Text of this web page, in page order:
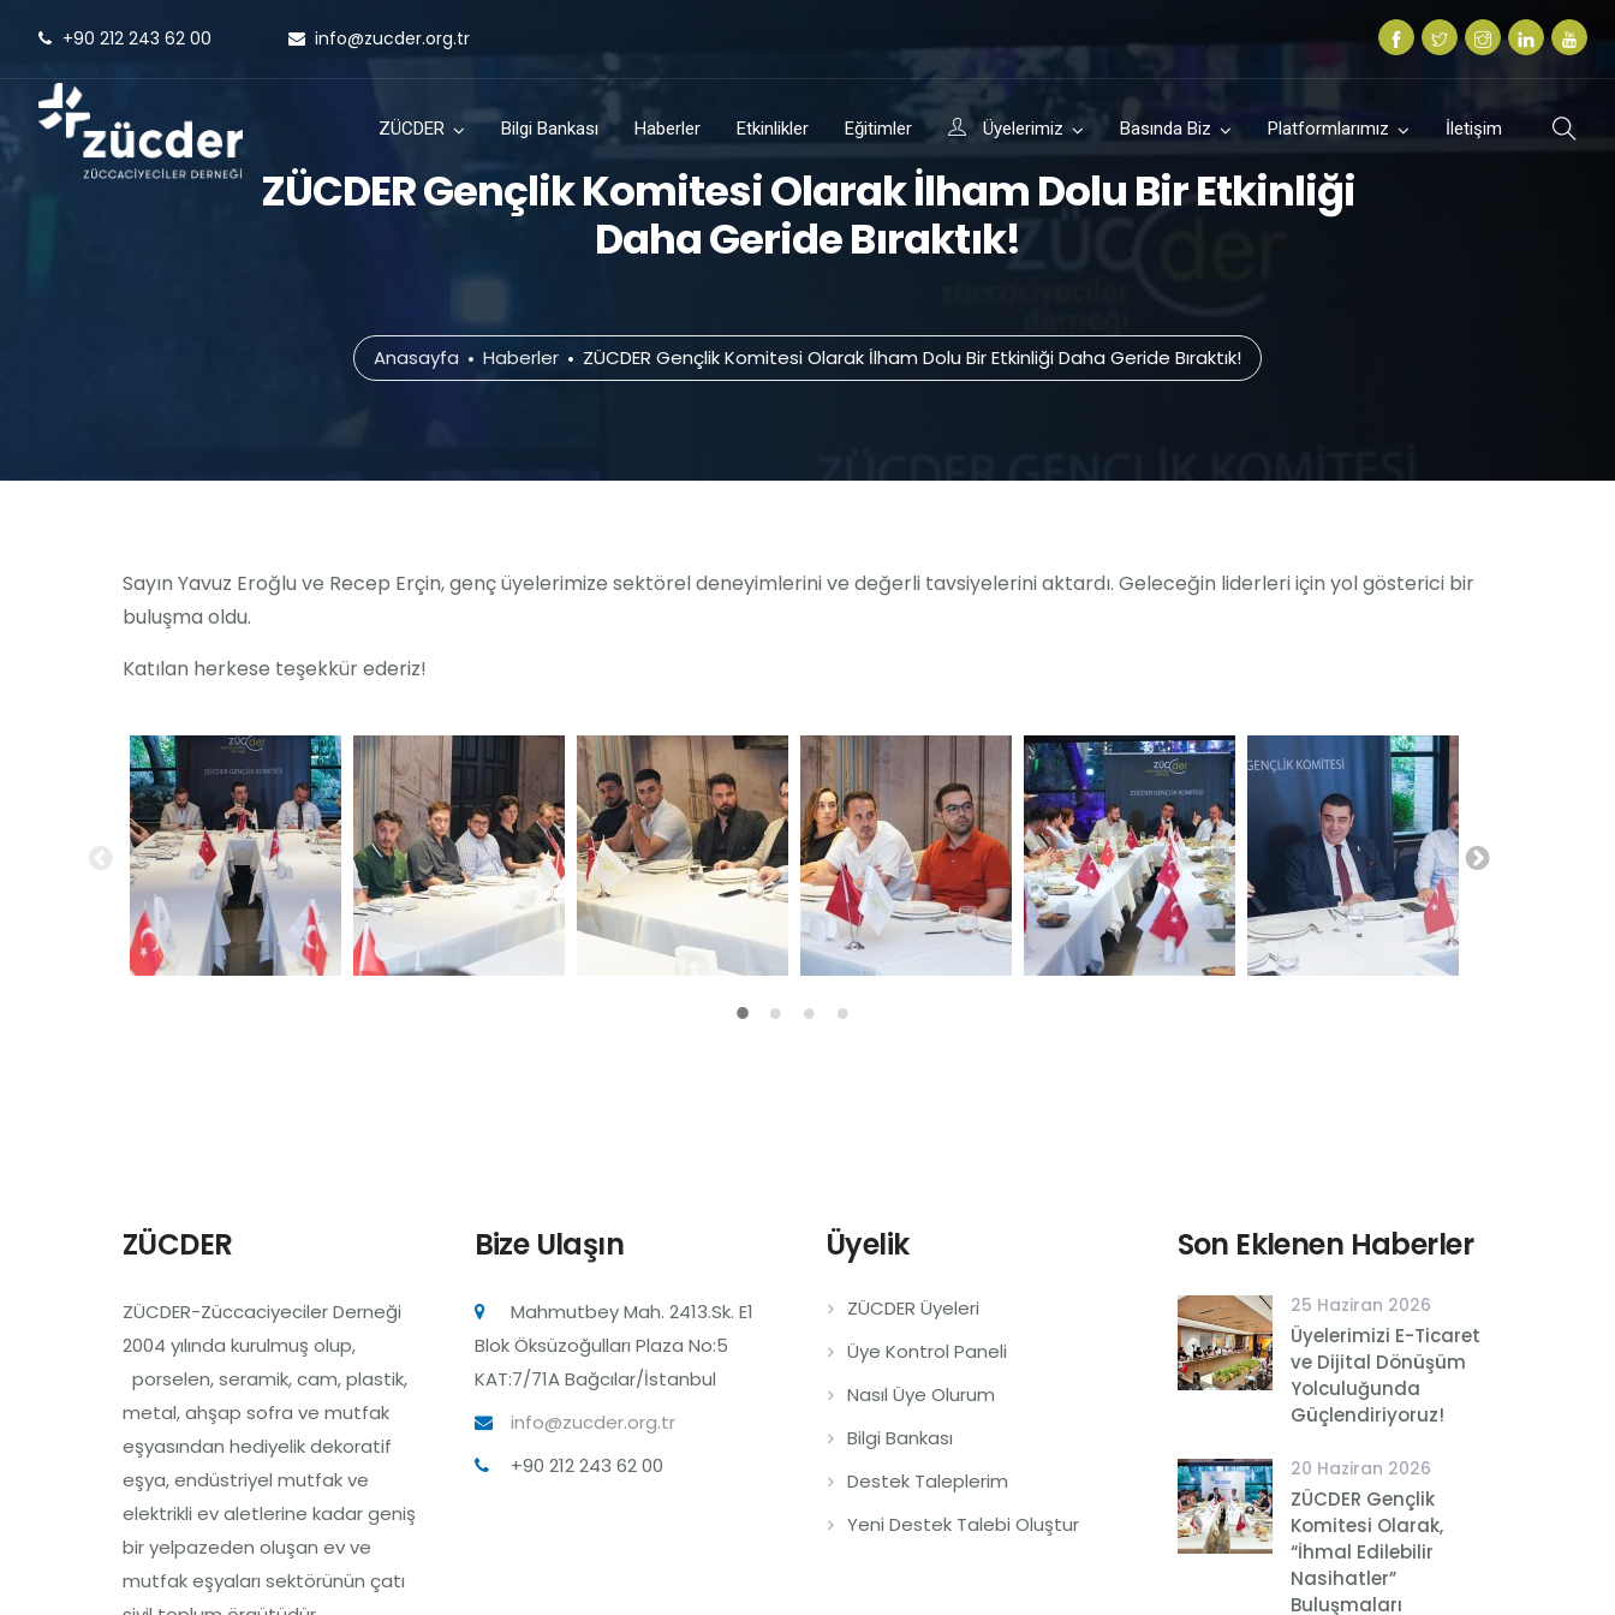
+90 212 243 62 00 info@zucder.org.tr
ZÜCDER Bilgi Bankası Haberler Etkinlikler Eğitimler Üyelerimiz Basında Biz Platformlarımız İletişim
ZÜCDER Gençlik Komitesi Olarak İlham Dolu Bir Etkinliği
Daha Geride Bıraktık!
Anasayfa Haberler ZÜCDER Gençlik Komitesi Olarak İlham Dolu Bir Etkinliği Daha Geride Bıraktık!
Sayın Yavuz Eroğlu ve Recep Erçin, genç üyelerimize sektörel deneyimlerini ve değerli tavsiyelerini aktardı. Geleceğin liderleri için yol gösterici bir
buluşma oldu.
Katılan herkese teşekkür ederiz!
ZÜCDER
ZÜCDER-Züccaciyeciler Derneği
2004 yılında kurulmuş olup,
porselen, seramik, cam, plastik,
metal, ahşap sofra ve mutfak
eşyasından hediyelik dekoratif
eşya, endüstriyel mutfak ve
elektrikli ev aletlerine kadar geniş
bir yelpazeden oluşan ev ve
mutfak eşyaları sektörünün çatı
Bize Ulaşın
Mahmutbey Mah. 2413.Sk. E1
Blok Öksüzoğulları Plaza No:5
KAT:7/71A Bağcılar/İstanbul
info@zucder.org.tr
+90 212 243 62 00
Üyelik
ZÜCDER Üyeleri
Üye Kontrol Paneli
Nasıl Üye Olurum
Bilgi Bankası
Destek Taleplerim
Yeni Destek Talebi Oluştur
Son Eklenen Haberler
25 Haziran 2026
Üyelerimizi E-Ticaret
ve Dijital Dönüşüm
Yolculuğunda
Güçlendiriyoruz!
20 Haziran 2026
ZÜCDER Gençlik
Komitesi Olarak,
“İhmal Edilebilir
Nasihatler”
Buluşmaları